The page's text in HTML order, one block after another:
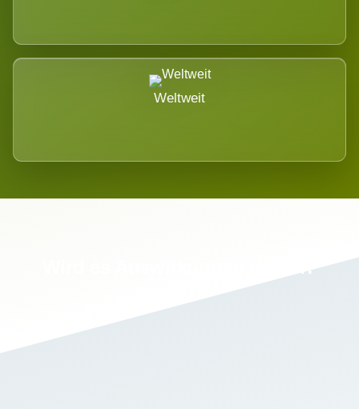
Weltweit
Wird es Auswirkungen geben?